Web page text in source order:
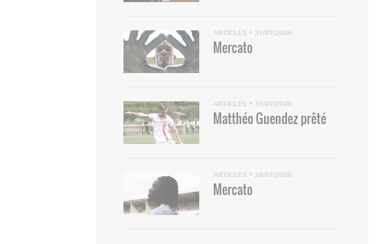
ARTICLES • 31/07/2026
Mercato
ARTICLES • 31/07/2026
Matthéo Guendez prêté
ARTICLES • 28/07/2026
Mercato